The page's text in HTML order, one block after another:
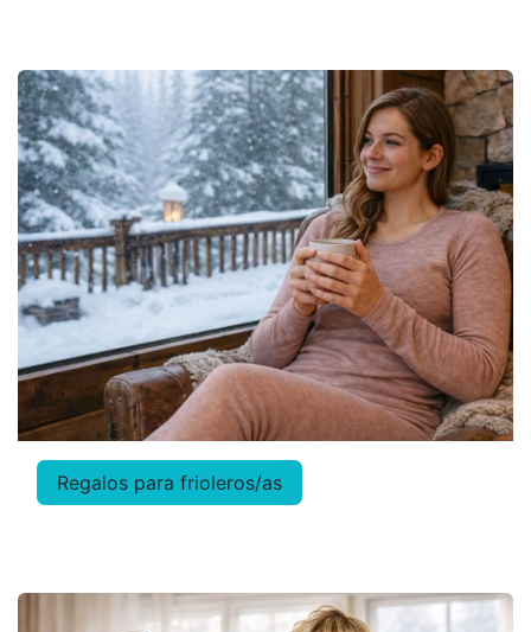
Regalos para frioleros/as